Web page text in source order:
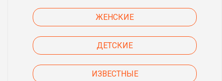
ЖЕНСКИЕ
ДЕТСКИЕ
ИЗВЕСТНЫЕ